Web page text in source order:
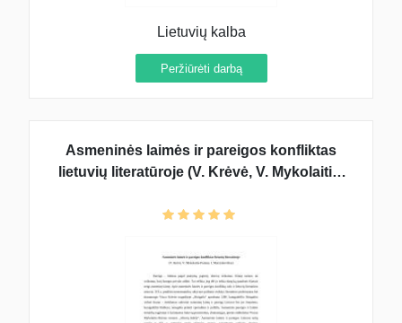
Lietuvių kalba
Peržiūrėti darbą
Asmeninės laimės ir pareigos konfliktas
lietuvių literatūroje (V. Krėvė, V. Mykolaitis-